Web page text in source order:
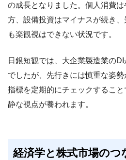
の成長となりました。個人消費
方、設備投資はマイナスが続き
も楽観視はできない状況です。
日銀短観では、大企業製造業の
でしたが、先行きには慎重な姿
指標を定期的にチェックするこ
静な視点が養われます。
経済学と株式市場のつ